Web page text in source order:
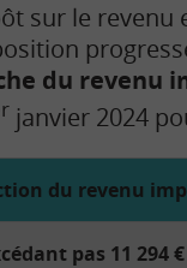
sur le
du revenu
janvier 2024
du revenu
pas 11 294 €